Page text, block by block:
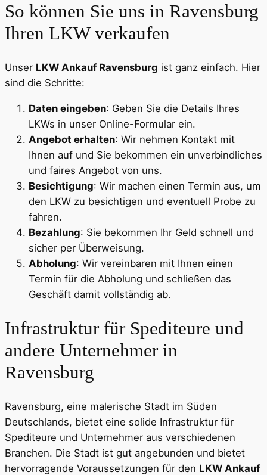
So können Sie uns in Ravensburg
Ihren LKW verkaufen
Unser LKW Ankauf Ravensburg ist ganz einfach. Hier
sind die Schritte:
Daten eingeben: Geben Sie die Details Ihres
LKWs in unser Online-Formular ein.
Angebot erhalten: Wir nehmen Kontakt mit
Ihnen auf und Sie bekommen ein unverbindliches
und faires Angebot von uns.
Besichtigung: Wir machen einen Termin aus, um
den LKW zu besichtigen und eventuell Probe zu
fahren.
Bezahlung: Sie bekommen Ihr Geld schnell und
sicher per Überweisung.
Abholung: Wir vereinbaren mit Ihnen einen
Termin für die Abholung und schließen das
Geschäft damit vollständig ab.
Infrastruktur für Spediteure und
andere Unternehmer in
Ravensburg
Ravensburg, eine malerische Stadt im Süden
Deutschlands, bietet eine solide Infrastruktur für
Spediteure und Unternehmer aus verschiedenen
Branchen. Die Stadt ist gut angebunden und bietet
hervorragende Voraussetzungen für den LKW Ankauf